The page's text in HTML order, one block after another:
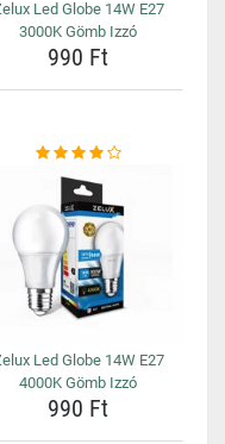
Led Globe 14W E27
3000K Gömb Izzó
990 Ft
Led Globe 14W E27
4000K Gömb Izzó
990 Ft